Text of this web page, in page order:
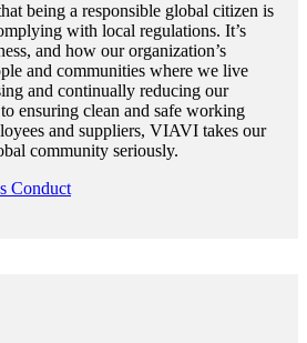
being a responsible global citizen is
with local regulations. It’s
and how our organization’s
and communities where we live
and continually reducing our
ensuring clean and safe working
and suppliers, VIAVI takes our
community seriously.
Conduct